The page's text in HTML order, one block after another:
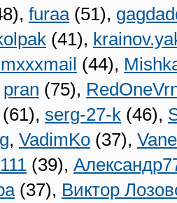
furaa(51),
(41),
(44),
pran (75),
(61), serg-27-k (46),
, VadimKo (37),
(39),
(37), Виктор